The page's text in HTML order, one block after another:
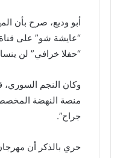
أبو وديع، صرح بأن
“عايشة شو” على قناة
“حفلا خرافي” لن
منصة النهضة
جراح”.
حري بالذكر أن